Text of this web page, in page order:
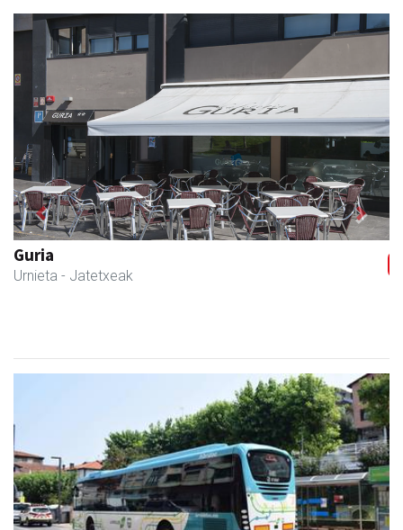
Osane belar eta eko denda
Urnieta - Akupuntura
Previous Next